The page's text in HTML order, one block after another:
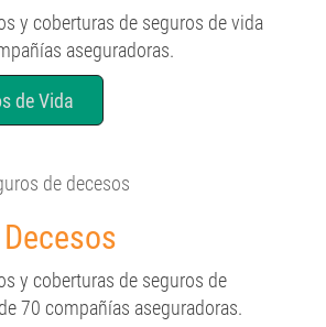
y coberturas de seguros de vida
aseguradoras.
de Vida
y coberturas de seguros de
70 compañías aseguradoras.